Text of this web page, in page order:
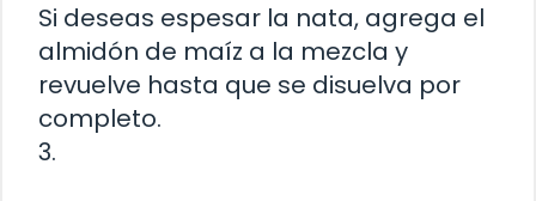
Si deseas espesar la nata, agrega el
almidón de maíz a la mezcla y
revuelve hasta que se disuelva por
completo.
3.